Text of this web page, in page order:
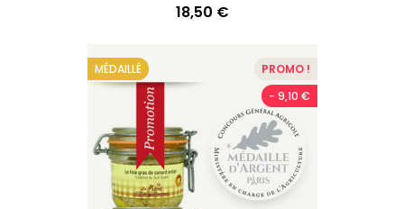
Prix
18,50 €
MÉDAILLÉ
PROMO !
- 9,10 €